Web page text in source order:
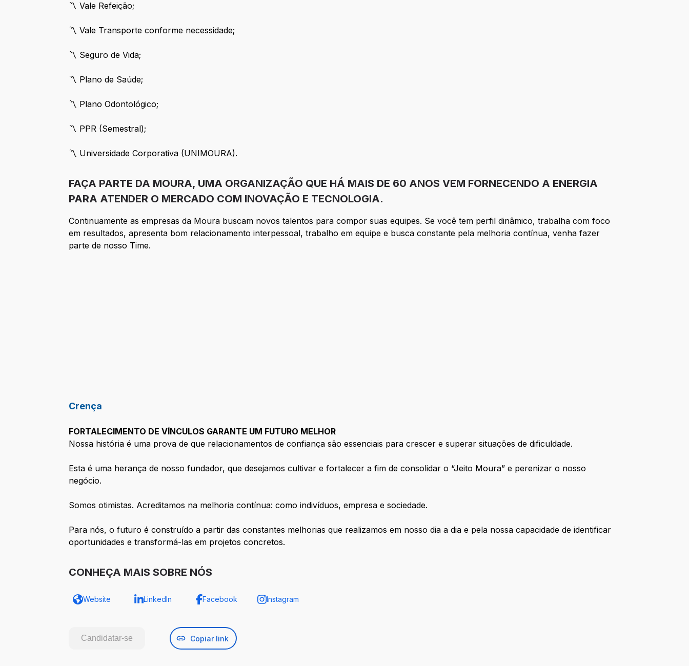
〽️ Vale Refeição;
〽️ Vale Transporte conforme necessidade;
〽️ Seguro de Vida;
〽️ Plano de Saúde;
〽️ Plano Odontológico;
〽️ PPR (Semestral);
〽️ Universidade Corporativa (UNIMOURA).
FAÇA PARTE DA MOURA, UMA ORGANIZAÇÃO QUE HÁ MAIS DE 60 ANOS VEM FORNECENDO A ENERGIA
PARA ATENDER O MERCADO COM INOVAÇÃO E TECNOLOGIA.
Continuamente as empresas da Moura buscam novos talentos para compor suas equipes. Se você tem perfil dinâmico, trabalha com foco
em resultados, apresenta bom relacionamento interpessoal, trabalho em equipe e busca constante pela melhoria contínua, venha fazer
parte de nosso Time.
Crença
FORTALECIMENTO DE VÍNCULOS GARANTE UM FUTURO MELHOR
Nossa história é uma prova de que relacionamentos de confiança são essenciais para crescer e superar situações de dificuldade.
Esta é uma herança de nosso fundador, que desejamos cultivar e fortalecer a fim de consolidar o “Jeito Moura” e perenizar o nosso
negócio.
Somos otimistas. Acreditamos na melhoria contínua: como indivíduos, empresa e sociedade.
Para nós, o futuro é construído a partir das constantes melhorias que realizamos em nosso dia a dia e pela nossa capacidade de identificar
oportunidades e transformá-las em projetos concretos.
CONHEÇA MAIS SOBRE NÓS
Website LinkedIn Facebook Instagram
Candidatar-se Copiar link